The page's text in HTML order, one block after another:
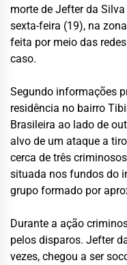
morte de Jefter da
sexta-feira (19), na
feita por meio das
caso.
Segundo informações
residência no bairro
Brasileira ao lado de
alvo de um ataque a
cerca de três
situada nos fundos do
grupo formado por
Durante a ação
pelos disparos. Jefter
vezes, chegou a ser